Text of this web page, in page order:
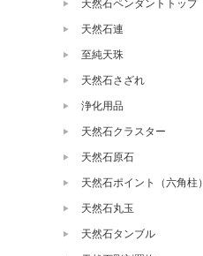
天然石ペンダントトップ
天然石連
至純天珠
天然石さざれ
浄化用品
天然石クラスター
天然石原石
天然石ポイント（六角柱）
天然石丸玉
天然石タンブル